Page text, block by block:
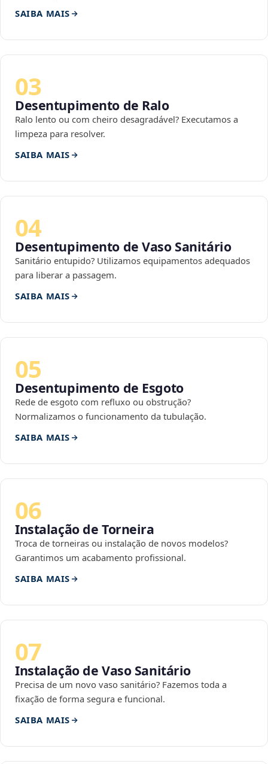
SAIBA MAIS
03
Desentupimento de Ralo
Ralo lento ou com cheiro desagradável? Executamos a
limpeza para resolver.
SAIBA MAIS
04
Desentupimento de Vaso Sanitário
Sanitário entupido? Utilizamos equipamentos adequados
para liberar a passagem.
SAIBA MAIS
05
Desentupimento de Esgoto
Rede de esgoto com refluxo ou obstrução?
Normalizamos o funcionamento da tubulação.
SAIBA MAIS
06
Instalação de Torneira
Troca de torneiras ou instalação de novos modelos?
Garantimos um acabamento profissional.
SAIBA MAIS
07
Instalação de Vaso Sanitário
Precisa de um novo vaso sanitário? Fazemos toda a
fixação de forma segura e funcional.
SAIBA MAIS